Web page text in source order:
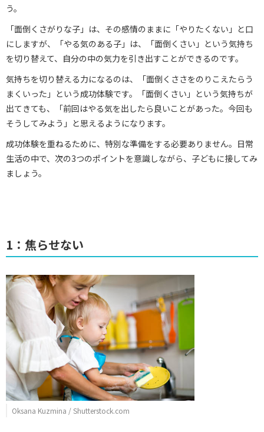
う。
「面倒くさがりな子」は、その感情のままに「やりたくない」と口
にしますが、「やる気のある子」は、「面倒くさい」という気持ち
を切り替えて、自分の中の気力を引き出すことができるのです。
気持ちを切り替える力になるのは、「面倒くささをのりこえたらう
まくいった」という成功体験です。「面倒くさい」という気持ちが
出てきても、「前回はやる気を出したら良いことがあった。今回も
そうしてみよう」と思えるようになります。
成功体験を重ねるために、特別な準備をする必要ありません。日常
生活の中で、次の3つのポイントを意識しながら、子どもに接してみ
ましょう。
1：焦らせない
Oksana Kuzmina / Shutterstock.com